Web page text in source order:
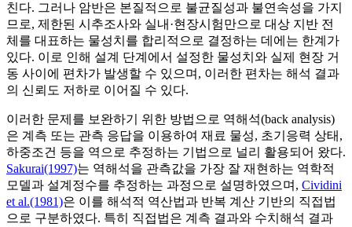
친다. 그러나 암반은 본질적으로 불균질성과 불연속성을 가지
므로, 제한된 시추조사와 실내·현장시험만으로 대상 지반 전
체를 대표하는 물성치를 합리적으로 결정하는 데에는 한계가
있다. 이로 인해 설계 단계에서 설정한 물성치와 실제 현장 거
동 사이에 편차가 발생할 수 있으며, 이러한 편차는 해석 결과
의 신뢰도 저하로 이어질 수 있다.
이러한 문제를 보완하기 위한 방법으로 역해석(back analysis)
은 계측 또는 관측 응답을 이용하여 재료 물성, 초기응력 상태,
하중조건 등을 역으로 추정하는 기법으로 널리 활용되어 왔다.
Sakurai(1997)는 역해석을 관측값을 가장 잘 재현하는 역학적
모델과 설계정수를 추정하는 과정으로 설명하였으며, Cividini
et al.(1981)은 이를 해석적 역산법과 반복 계산 기반의 직접법
으로 구분하였다. 특히 직접법은 계측 결과와 수치해석 결과